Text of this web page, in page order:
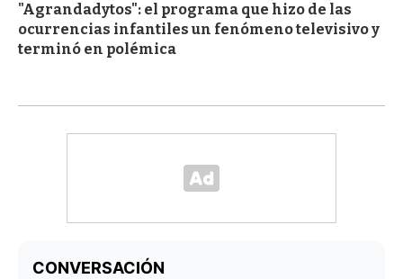
"Agrandadytos": el programa que hizo de las
ocurrencias infantiles un fenómeno televisivo y
terminó en polémica